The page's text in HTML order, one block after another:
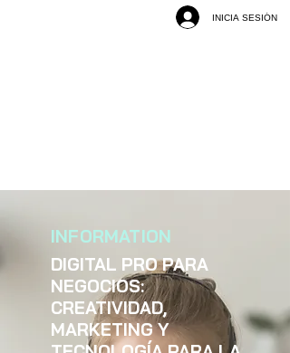
INICIA SESIÓN
INFORMATION
DIGITAL PRO PARA
NEGOCIOS:
CREATIVIDAD,
MARKETING Y